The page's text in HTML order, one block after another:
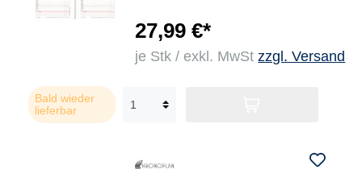
27,99 €*
je Stk / exkl. MwStzzgl. Versand
Bald wieder
lieferbar